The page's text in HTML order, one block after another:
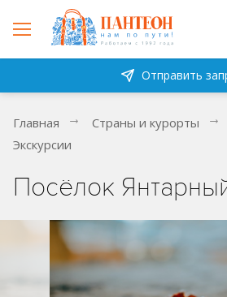
Отправить
Главная Страны и курорты
Экскурсии
Посёлок